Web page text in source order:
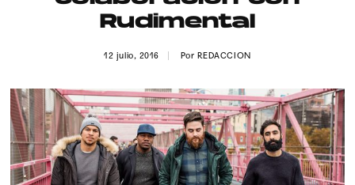
© 2015-2022 UMOMAG. PROPIEDAD DE UMO agency. TODOS LOS
DERECHOS RESERVADOS.
Rudimental
12 julio, 2016 Por REDACCION